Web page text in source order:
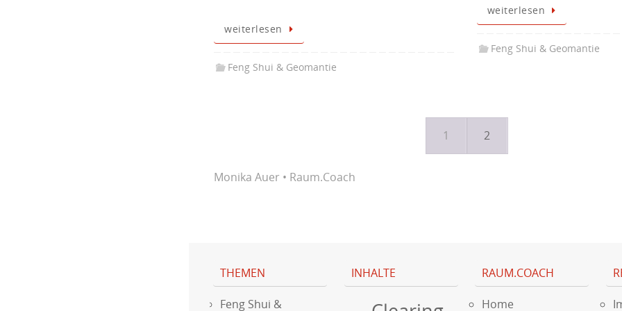
weiterlesen
Feng Shui & Geomantie
weiterlesen
Feng Shui & Geomantie
1 2
Monika Auer • Raum.Coach
THEMEN
Feng Shui &
INHALTE RAUM.COACH
Home